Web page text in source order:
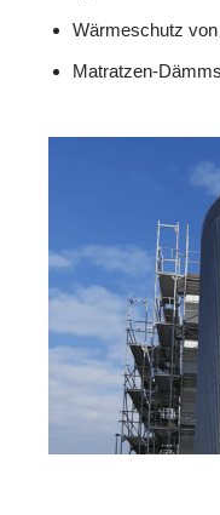
Wärmeschutz
Matratzen-